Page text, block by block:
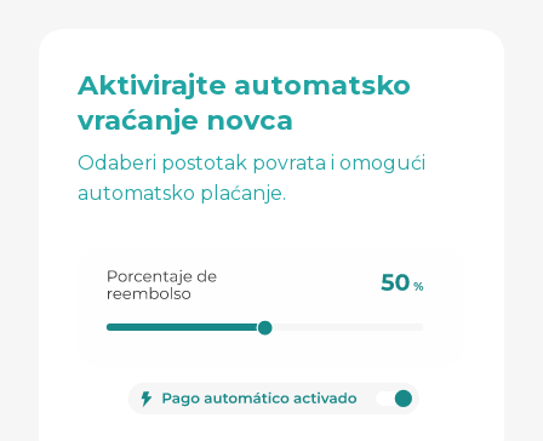
Aktivirajte automatsko
vraćanje novca
Odaberi postotak povrata i omogući
automatsko plaćanje.